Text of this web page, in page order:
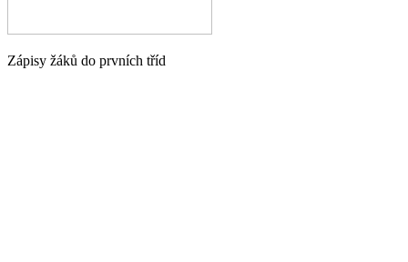
Zápisy žáků do prvních tříd